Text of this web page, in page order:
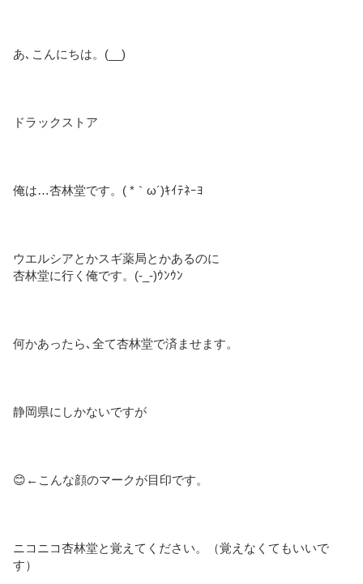
あ､こんにちは。(__)
ドラックストア
俺は…杏林堂です。( *｀ω´)ｷｲﾃﾈｰﾖ
ウエルシアとかスギ薬局とかあるのに
杏林堂に行く俺です。(-_-)ｳﾝｳﾝ
何かあったら､全て杏林堂で済ませます。
静岡県にしかないですが
😊←こんな顔のマークが目印です。
ニコニコ杏林堂と覚えてください。（覚えなくてもいいで
す）